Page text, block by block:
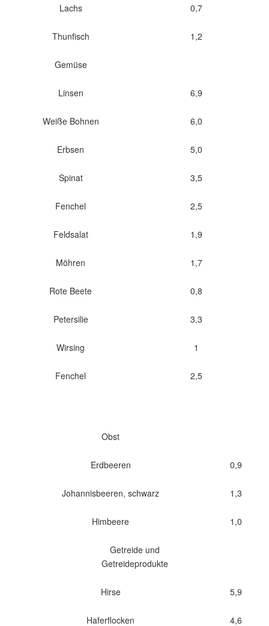
Lachs 0,7
Thunfisch 1,2
Gemüse
Linsen 6,9
Weiße Bohnen 6,0
Erbsen 5,0
Spinat 3,5
Fenchel 2,5
Feldsalat 1,9
Möhren 1,7
Rote Beete 0,8
Petersilie 3,3
Wirsing 1
Fenchel 2,5
Obst
Erdbeeren 0,9
Johannisbeeren, schwarz 1,3
Himbeere 1,0
Getreide und
Getreideprodukte
Hirse 5,9
Haferflocken 4,6